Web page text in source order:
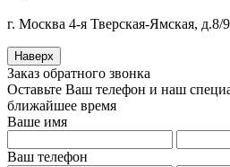
г. Москва 4-я Тверская-Ямская, д.8/9
Наверх
Заказ обратного звонка
Оставьте Ваш телефон и наш
ближайшее время
Ваше имя
Ваш телефон